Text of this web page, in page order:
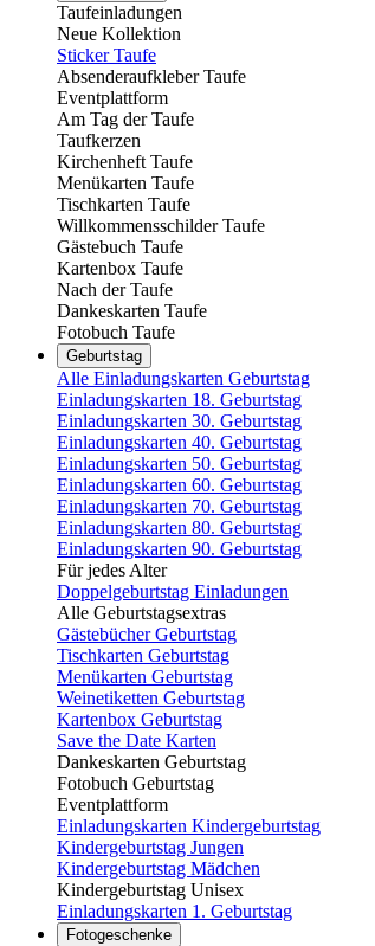
Taufeinladungen
Neue Kollektion
Sticker Taufe
Absenderaufkleber Taufe
Eventplattform
Am Tag der Taufe
Taufkerzen
Kirchenheft Taufe
Menükarten Taufe
Tischkarten Taufe
Willkommensschilder Taufe
Gästebuch Taufe
Kartenbox Taufe
Nach der Taufe
Dankeskarten Taufe
Fotobuch Taufe
Geburtstag
Alle Einladungskarten Geburtstag
Einladungskarten 18. Geburtstag
Einladungskarten 30. Geburtstag
Einladungskarten 40. Geburtstag
Einladungskarten 50. Geburtstag
Einladungskarten 60. Geburtstag
Einladungskarten 70. Geburtstag
Einladungskarten 80. Geburtstag
Einladungskarten 90. Geburtstag
Für jedes Alter
Doppelgeburtstag Einladungen
Alle Geburtstagsextras
Gästebücher Geburtstag
Tischkarten Geburtstag
Menükarten Geburtstag
Weinetiketten Geburtstag
Kartenbox Geburtstag
Save the Date Karten
Dankeskarten Geburtstag
Fotobuch Geburtstag
Eventplattform
Einladungskarten Kindergeburtstag
Kindergeburtstag Jungen
Kindergeburtstag Mädchen
Kindergeburtstag Unisex
Einladungskarten 1. Geburtstag
Fotogeschenke